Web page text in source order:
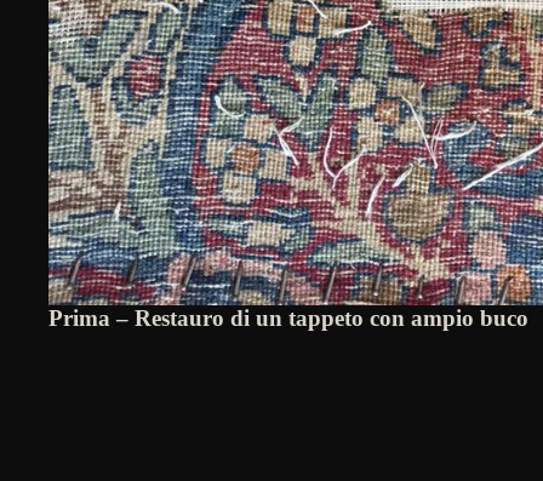
Prima – Restauro di un tappeto con ampio buco